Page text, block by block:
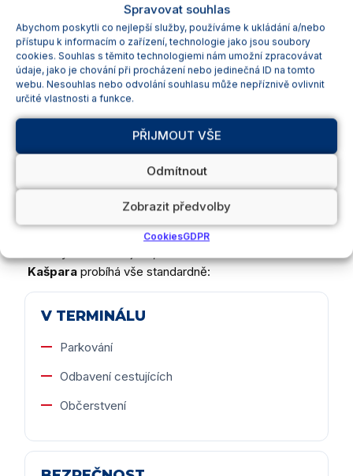
Spravovat souhlas
Abychom poskytli co nejlepší služby, používáme k ukládání a/nebo
přístupu k informacím o zařízení, technologie jako jsou soubory
cookies. Souhlas s těmito technologiemi nám umožní zpracovávat
údaje, jako je chování při procházení nebo jedinečná ID na tomto
webu. Nesouhlas nebo odvolání souhlasu může nepříznivě ovlivnit
určité vlastnosti a funkce.
PŘIJMOUT VŠE
Odmítnout
Zobrazit předvolby
CookiesGDPR
Po příletu a před odletem budou cestující
přepravováni autobusy v rámci areálu
letiště
Trasa: zezápadní stojánkyletiště na
východní stojánku
Cestující nebudou v žádném případě
přepravováni na jiné letiště
CO ZŮSTÁVÁ BEZE ZMĚNY
Kašpara probíhá vše standardně:
V TERMINÁLU
Parkování
Odbavení cestujících
Občerstvení